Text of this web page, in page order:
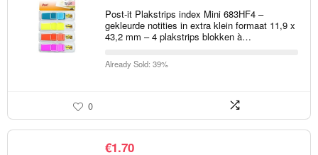
Post-it Plakstrips index Mini 683HF4 –
gekleurde notities in extra klein formaat 11,9 x
43,2 mm – 4 plakstrips blokken à…
Already Sold: 39%
0
€1.70